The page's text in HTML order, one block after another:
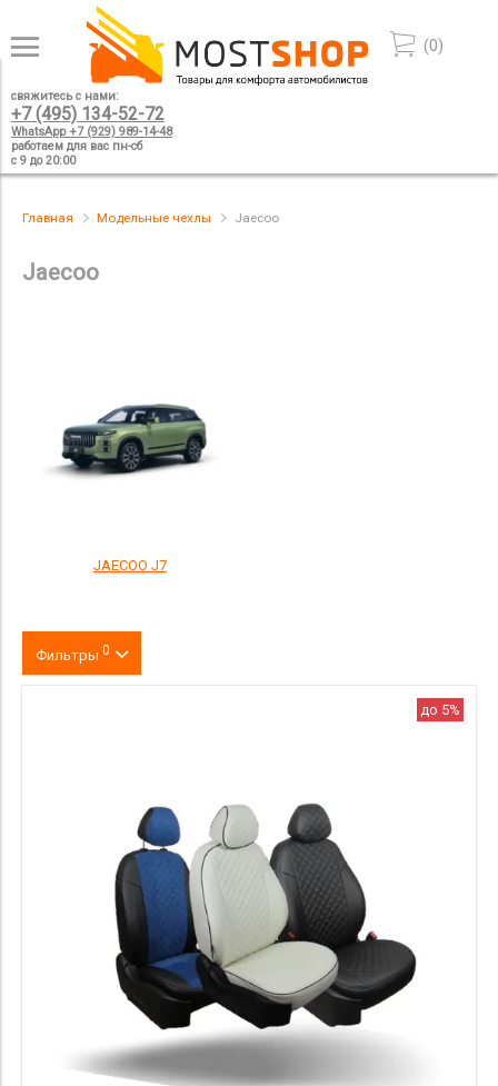
(0)
свяжитесь с нами:
+7 (495) 134-52-72
WhatsApp +7 (929) 989-14-48
работаем для вас пн-сб
с 9 до 20:00
Главная Модельные чехлы Jaecoo
Jaecoo
JAECOO J7
Фильтры 0
Категория Avito
Страна происхождения
до 5%